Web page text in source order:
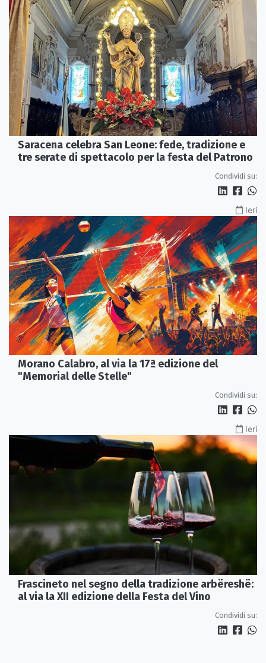
Saracena celebra San Leone: fede, tradizione e
tre serate di spettacolo per la festa del Patrono
Condividi su:
Ieri
Morano Calabro, al via la 17ª edizione del
"Memorial delle Stelle"
Condividi su:
Ieri
Frascineto nel segno della tradizione arbëreshë:
al via la XII edizione della Festa del Vino
Condividi su: